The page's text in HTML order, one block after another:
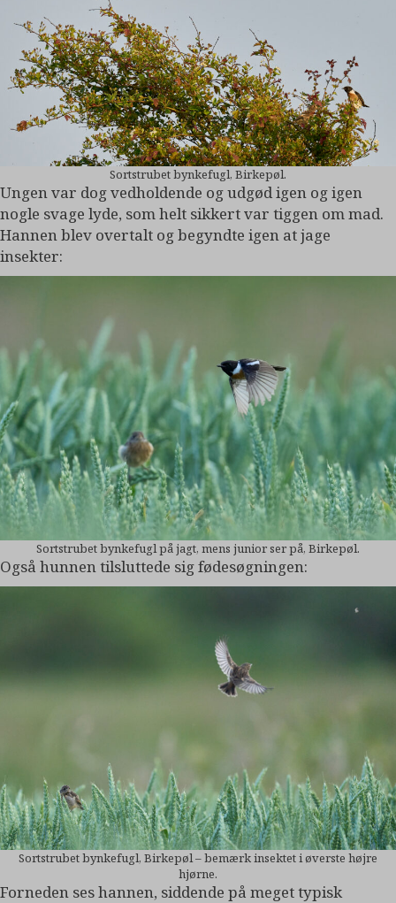
Sortstrubet bynkefugl, Birkepøl.
Ungen var dog vedholdende og udgød igen og igen
nogle svage lyde, som helt sikkert var tiggen om mad.
Hannen blev overtalt og begyndte igen at jage
insekter:
Sortstrubet bynkefugl på jagt, mens junior ser på, Birkepøl.
Også hunnen tilsluttede sig fødesøgningen:
Sortstrubet bynkefugl, Birkepøl – bemærk insektet i øverste højre
hjørne.
Forneden ses hannen, siddende på meget typisk